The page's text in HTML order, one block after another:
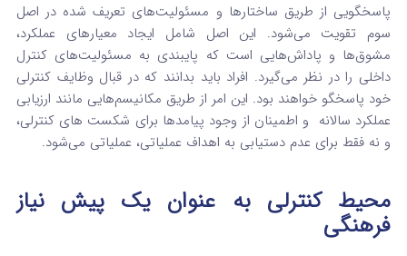
پاسخگویی از طریق ساختارها و مسئولیت‌های تعریف‌ شده در اصل
سوم تقویت می‌شود. این اصل شامل ایجاد معیارهای عملکرد،
مشوق‌ها و پاداش‌هایی است که پایبندی به مسئولیت‌های کنترل
داخلی را در نظر می‌گیرد. افراد باید بدانند که در قبال وظایف کنترلی
خود پاسخگو خواهند بود. این امر از طریق مکانیسم‌هایی مانند ارزیابی
عملکرد سالانه و اطمینان از وجود پیامدها برای شکست های کنترلی،
و نه فقط برای عدم دستیابی به اهداف عملیاتی، عملیاتی می‌شود.
محیط کنترلی به عنوان یک پیش‌ نیاز
فرهنگی